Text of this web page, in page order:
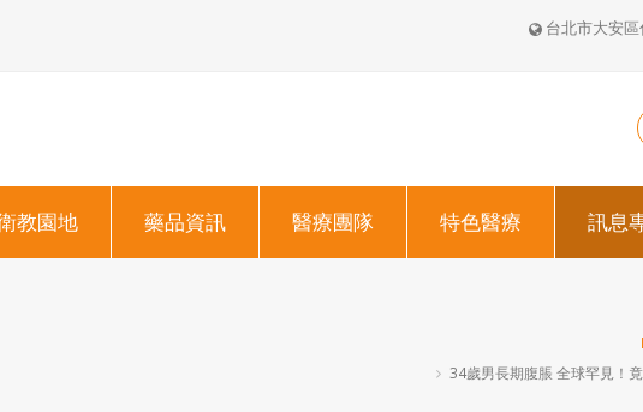
台北市大安
教園地 藥品資訊 醫療團隊 特色醫療 訊息
34歲男長期腹脹 全球罕見！